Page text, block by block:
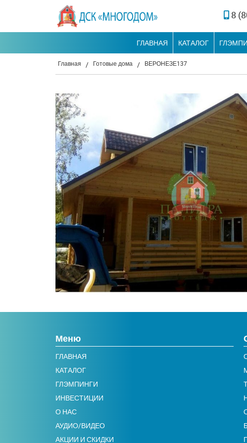
8
ГЛАВНАЯ КАТАЛОГ
Главная Готовые дома ВЕРОНЕЗЕ137
Меню
ГЛАВНАЯ
КАТАЛОГ
ГЛЭМПИНГИ
ИНВЕСТИЦИИ
О НАС
АУДИО/ВИДЕО
АКЦИИ И СКИДКИ